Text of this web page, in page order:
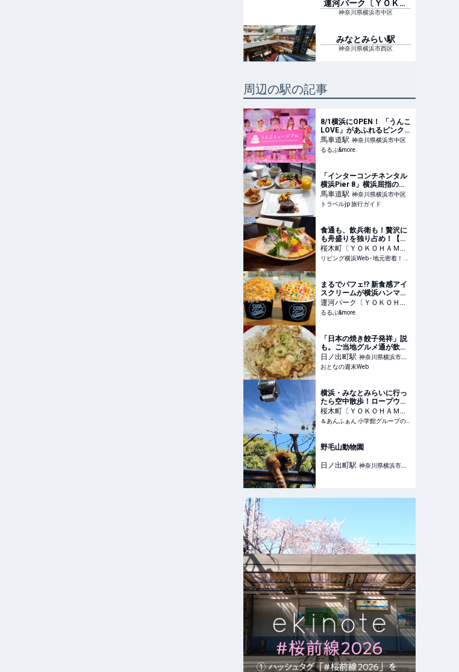
運河パーク〔ＹＯＫＯ
ＨＡＭＡ ＡＩＲ Ｃ
神奈川県横浜市中区
みなとみらい駅
神奈川県横浜市西区
周辺の駅の記事
8/1横浜にOPEN！ 「うんこ
LOVE」があふれるピンク
の世界「うんこミュージア
ム YOKOHAMA BAY」【#
編集部のおでかけキロク】
馬車道駅 神奈川県横浜市中区
るるぶ&more.
「インターコンチネンタル
横浜Pier 8」横浜屈指の極
上クラブラウンジ | 神奈川
県 | トラベルjp 旅行ガイド
馬車道駅 神奈川県横浜市中区
トラベルjp 旅行ガイド
食通も、飲兵衛も！贅沢に
も舟盛りを独り占め！【さ
かなざかな】桜木町駅
桜木町〔ＹＯＫＯＨＡＭ
Ａ ＡＩＲ ＣＡＢＩＮ〕リビング横浜Web - 地元密着！ 横浜、元町・中華街、みなとみらいほかのグルメ、イベント、お出かけ、習い事情報
まるでパフェ⁉ 新食感アイ
スクリームが横浜ハンマー
ヘッドに登場。「COOL
Fuel」は今行きたい超クー
ルなスポット｜るるぶ
運河パーク〔ＹＯＫＯＨＡ
ＭＡ ＡＩＲ ＣＡＢＩ
るるぶ&more.
「日本の焼き餃子発祥」説
も。ご当地グルメ通が飲ん
兵衛の聖地・野毛でおすす
めする町中華3軒
日ノ出町駅 神奈川県横浜市中
区
おとなの週末Web
横浜・みなとみらいに行っ
たら空中散歩！ロープウェ
イで特別な景色を楽しもう |
&あんふぁん
桜木町〔ＹＯＫＯＨＡＭ
Ａ ＡＩＲ ＣＡＢＩＮ〕＆あんふぁん 小学館グループの子育てメディア
野毛山動物園
日ノ出町駅 神奈川県横浜市中